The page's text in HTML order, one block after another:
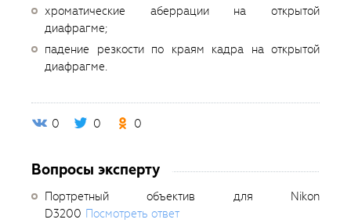
хроматические аберрации на открытой
диафрагме;
падение резкости по краям кадра на открытой
диафрагме.
0 0 0
Вопросы эксперту
Портретный объектив для Nikon
D3200 Посмотреть ответ